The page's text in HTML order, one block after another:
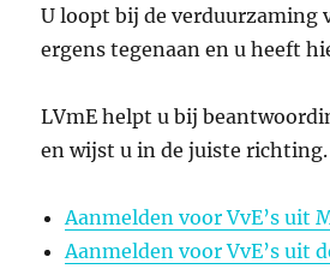
U loopt bij de verduurzaming
ergens tegenaan en u heeft
LVmE helpt u bij
en wijst u in de juiste richting.
Aanmelden voor VvE’s uit
Aanmelden voor VvE’s uit